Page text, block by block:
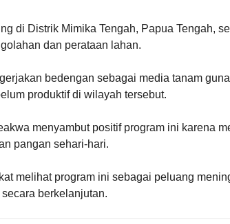
di Distrik Mimika Tengah, Papua Tengah,
dan perataan lahan.
bedengan sebagai media tanam
produktif di wilayah tersebut.
menyambut positif program ini karena
pangan sehari-hari.
melihat program ini sebagai peluang
berkelanjutan.